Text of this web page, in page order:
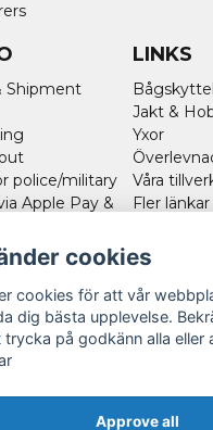
Shipment
police/military
Apple Pay &
customers
LINKS
Jakt &
Yxor
Våra
Fler länkar
US
cookies
cookies för att vår
dig bästa upplevelse.
på godkänn alla eller
Approve all